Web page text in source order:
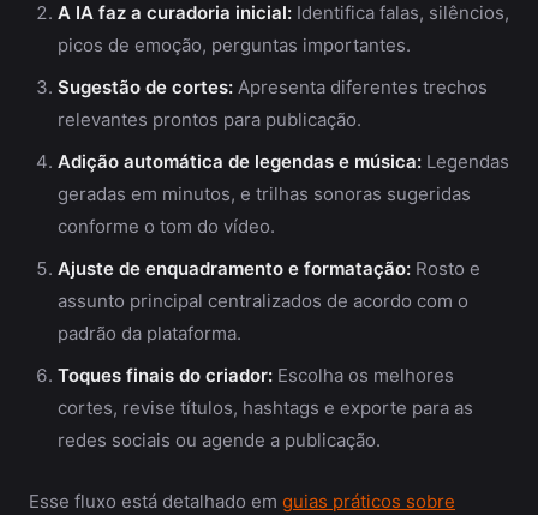
A IA faz a curadoria inicial: Identifica falas, silêncios,
picos de emoção, perguntas importantes.
Sugestão de cortes: Apresenta diferentes trechos
relevantes prontos para publicação.
Adição automática de legendas e música: Legendas
geradas em minutos, e trilhas sonoras sugeridas
conforme o tom do vídeo.
Ajuste de enquadramento e formatação: Rosto e
assunto principal centralizados de acordo com o
padrão da plataforma.
Toques finais do criador: Escolha os melhores
cortes, revise títulos, hashtags e exporte para as
redes sociais ou agende a publicação.
Esse fluxo está detalhado em guias práticos sobre